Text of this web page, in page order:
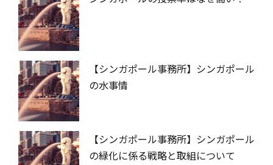
【シンガポール事務所】シンガポール
の水事情
【シンガポール事務所】シンガポール
の緑化に係る戦略と取組について